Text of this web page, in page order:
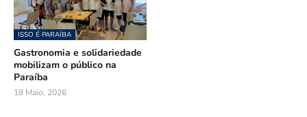
ISSO É PARAÍBA
Gastronomia e solidariedade
mobilizam o público na
Paraíba
18 Maio, 2026